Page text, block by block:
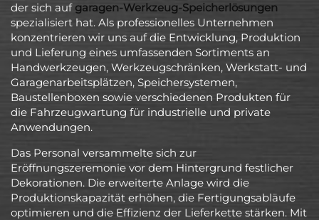
der sich auf garagen-Werkzeug-Speicherlösungen
spezialisiert hat. Als professionelles Unternehmen
konzentrieren wir uns auf die Entwicklung, Produktion
und Lieferung eines umfassenden Sortiments an
Handwerkzeugen, Werkzeugschränken, Werkstatt- und
Garagenarbeitsplätzen, Speichersystemen,
Baustellenboxen sowie verschiedenen Produkten für
die Fahrzeugwartung für industrielle und private
Anwendungen.
Das Personal versammelte sich zur
Eröffnungszeremonie vor dem Hintergrund festlicher
Dekorationen. Die erweiterte Anlage wird die
Produktionskapazität erhöhen, die Fertigungsabläufe
optimieren und die Effizienz der Lieferkette stärken. Mit